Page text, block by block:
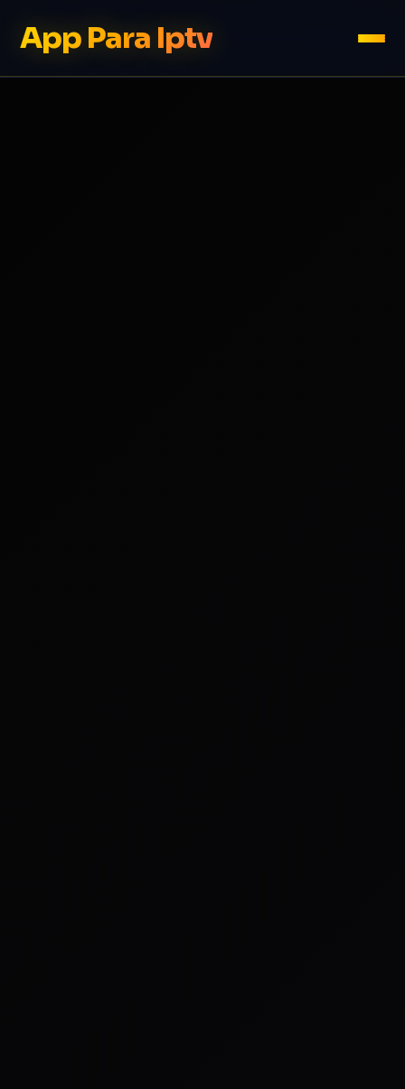
App Para Iptv